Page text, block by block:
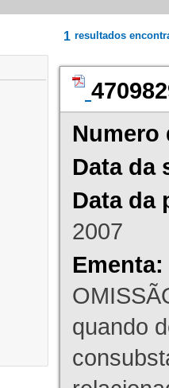
1 resultados
Numero
Data da
Data da
2007
Ementa:
quando